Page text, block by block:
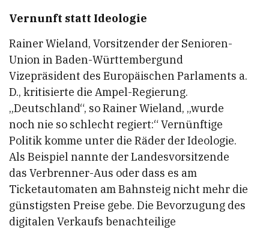
Vernunft statt Ideologie
Rainer Wieland, Vorsitzender der Senioren-
Union in Baden-Württembergund
Vizepräsident des Europäischen Parlaments a.
D., kritisierte die Ampel-Regierung.
„Deutschland“, so Rainer Wieland, „wurde
noch nie so schlecht regiert:“ Vernünftige
Politik komme unter die Räder der Ideologie.
Als Beispiel nannte der Landesvorsitzende
das Verbrenner-Aus oder dass es am
Ticketautomaten am Bahnsteig nicht mehr die
günstigsten Preise gebe. Die Bevorzugung des
digitalen Verkaufs benachteilige